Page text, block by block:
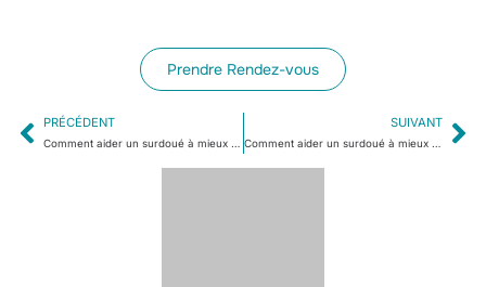
Prendre Rendez-vous
PRÉCÉDENT
Comment aider un surdoué à mieux s’organiser ?
SUIVANT
Comment aider un surdoué à mieux gérer sa vie professionnelle ?